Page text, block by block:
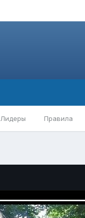
Лидеры Правила